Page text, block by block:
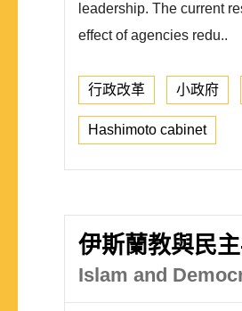
leadership. The current
effect of agencies redu..
行政改革 小政府
Hashimoto cabinet
伊斯蘭教與民
Islam and